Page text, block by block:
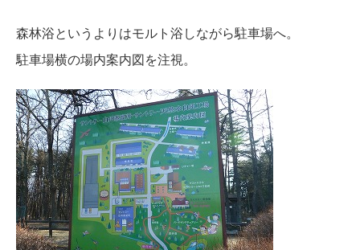
森林浴というよりはモルト浴しながら駐車場へ。
駐車場横の場内案内図を注視。